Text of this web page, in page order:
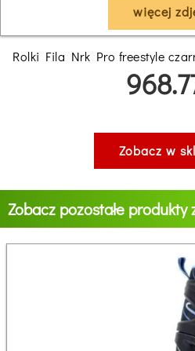
więcej
Rolki Fila Nrk Pro freestyle
Zobacz w
Zobacz pozostałe